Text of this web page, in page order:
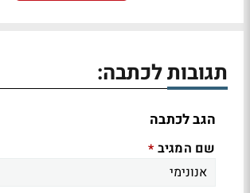
תגובות לכתבה:
הגב לכתבה
שם המגיב *